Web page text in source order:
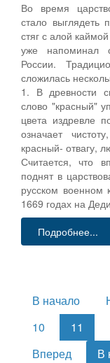
Во время
стало
стяг с алой
уже напоминал
России.
сложилась
1. В древности
слово "красный"
цвета издревле
означает
красный- отвагу,
Считается, что
поднят в
русском военном
1669 годах на
Подробнее...
В начало
10
11
Вперед
В